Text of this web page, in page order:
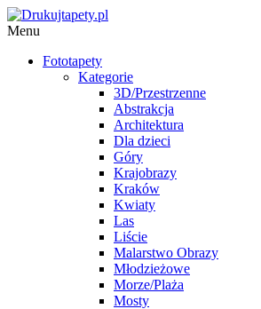
Menu
Fototapety
Kategorie
3D/Przestrzenne
Abstrakcja
Architektura
Dla dzieci
Góry
Krajobrazy
Kraków
Kwiaty
Las
Liście
Malarstwo Obrazy
Młodzieżowe
Morze/Plaża
Mosty